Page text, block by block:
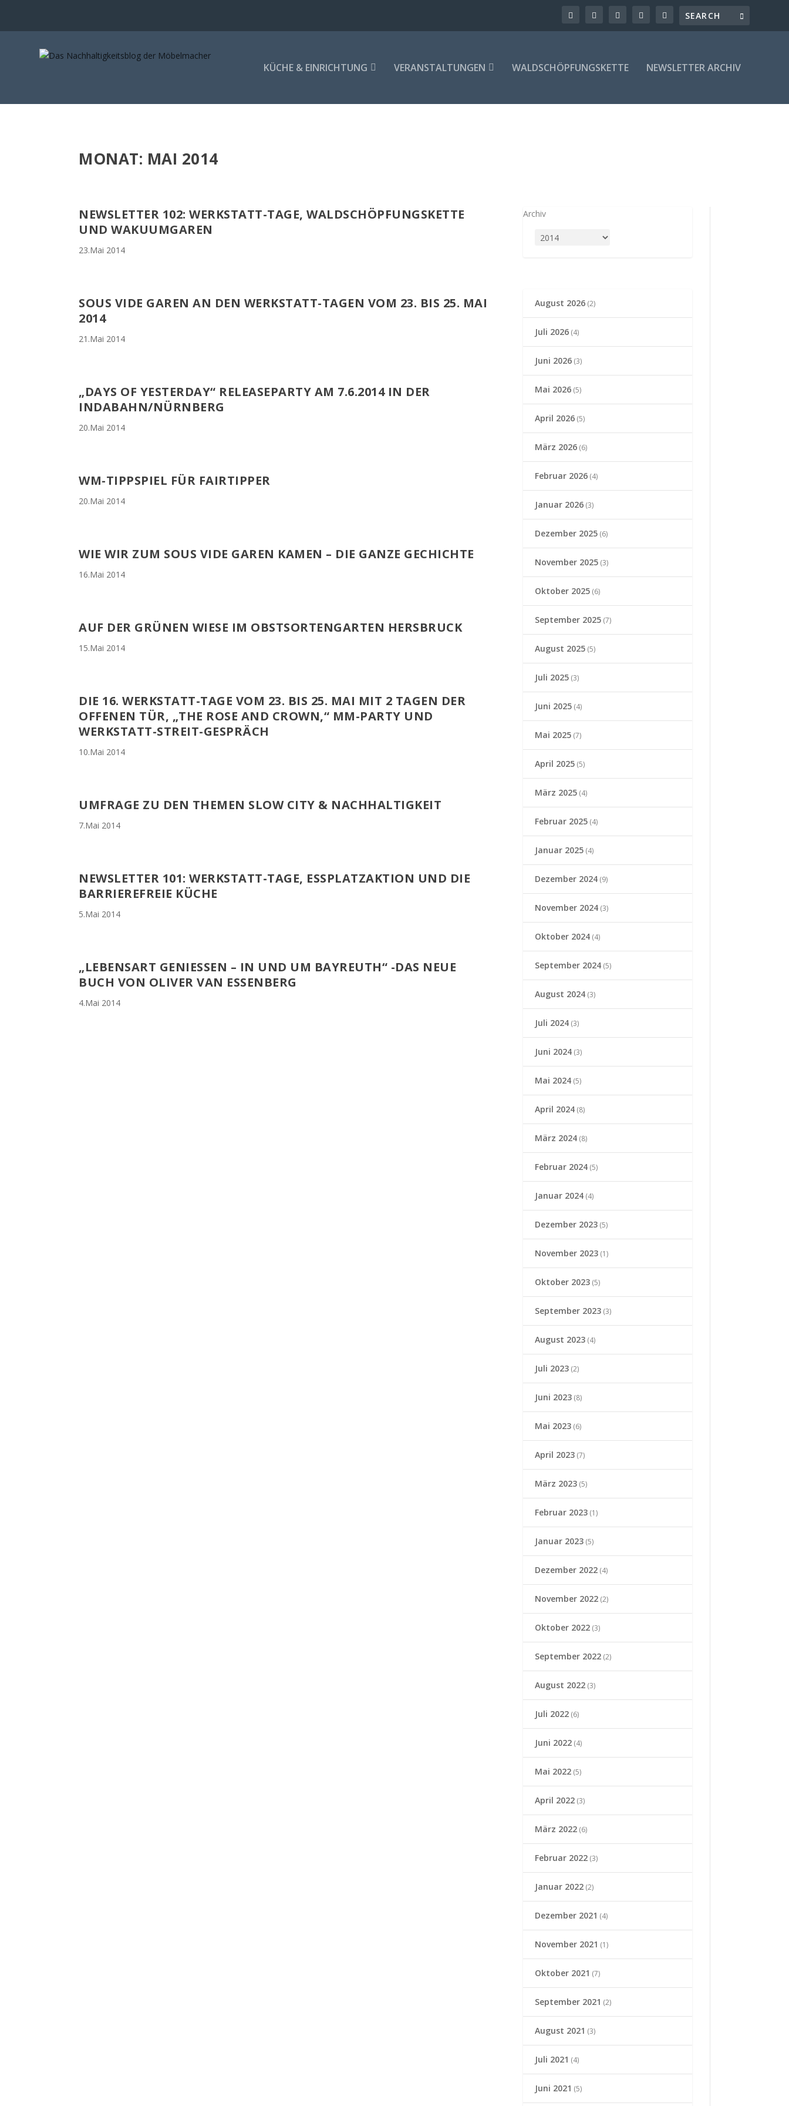
KÜCHE & EINRICHTUNG VERANSTALTUNGEN WALDSCHÖPFUNGSKETTE NEWSLETTER ARCHIV
MONAT: MAI 2014
NEWSLETTER 102: WERKSTATT-TAGE, WALDSCHÖPFUNGSKETTE
UND WAKUUMGAREN
23.Mai 2014
SOUS VIDE GAREN AN DEN WERKSTATT-TAGEN VOM 23. BIS 25. MAI
2014
21.Mai 2014
„DAYS OF YESTERDAY“ RELEASEPARTY AM 7.6.2014 IN DER
INDABAHN/NÜRNBERG
20.Mai 2014
WM-TIPPSPIEL FÜR FAIRTIPPER
20.Mai 2014
WIE WIR ZUM SOUS VIDE GAREN KAMEN – DIE GANZE GECHICHTE
16.Mai 2014
AUF DER GRÜNEN WIESE IM OBSTSORTENGARTEN HERSBRUCK
15.Mai 2014
DIE 16. WERKSTATT-TAGE VOM 23. BIS 25. MAI MIT 2 TAGEN DER
OFFENEN TÜR, „THE ROSE AND CROWN,“ MM-PARTY UND
WERKSTATT-STREIT-GESPRÄCH
10.Mai 2014
UMFRAGE ZU DEN THEMEN SLOW CITY & NACHHALTIGKEIT
7.Mai 2014
NEWSLETTER 101: WERKSTATT-TAGE, ESSPLATZAKTION UND DIE
BARRIEREFREIE KÜCHE
5.Mai 2014
„LEBENSART GENIESSEN – IN UND UM BAYREUTH“ -DAS NEUE B
UCH VON OLIVER VAN ESSENBERG
4.Mai 2014
Archiv
August 2026(2)
Juli 2026(4)
Juni 2026(3)
Mai 2026(5)
April 2026(5)
März 2026(6)
Februar 2026(4)
Januar 2026(3)
Dezember 2025(6)
November 2025(3)
Oktober 2025(6)
September 2025(7)
August 2025(5)
Juli 2025(3)
Juni 2025(4)
Mai 2025(7)
April 2025(5)
März 2025(4)
Februar 2025(4)
Januar 2025(4)
Dezember 2024(9)
November 2024(3)
Oktober 2024(4)
September 2024(5)
August 2024(3)
Juli 2024(3)
Juni 2024(3)
Mai 2024(5)
April 2024(8)
März 2024(8)
Februar 2024(5)
Januar 2024(4)
Dezember 2023(5)
November 2023(1)
Oktober 2023(5)
September 2023(3)
August 2023(4)
Juli 2023(2)
Juni 2023(8)
Mai 2023(6)
April 2023(7)
März 2023(5)
Februar 2023(1)
Januar 2023(5)
Dezember 2022(4)
November 2022(2)
Oktober 2022(3)
September 2022(2)
August 2022(3)
Juli 2022(6)
Juni 2022(4)
Mai 2022(5)
April 2022(3)
März 2022(6)
Februar 2022(3)
Januar 2022(2)
Dezember 2021 (4)
November 2021 (1)
Oktober 2021 (7)
September 2021 (2)
August 2021 (3)
Juli 2021 (4)
Juni 2021 (5)